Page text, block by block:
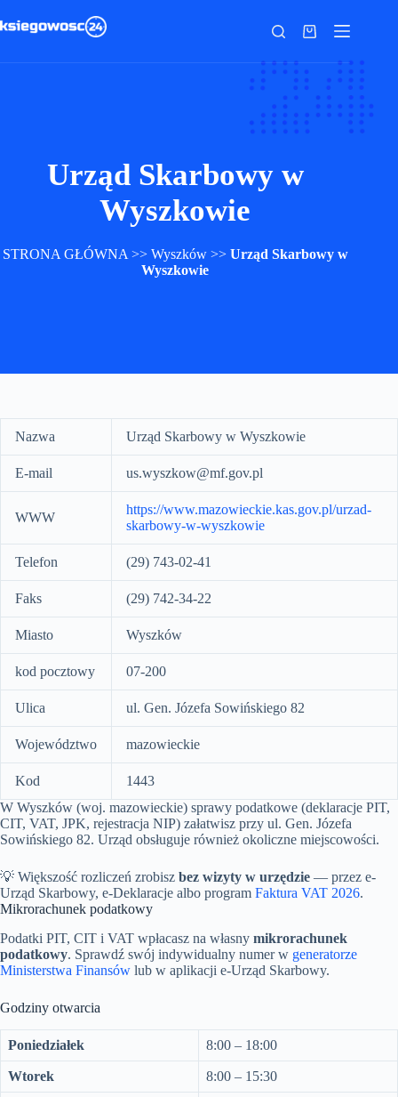
do
Koszyk
Urząd Skarbowy w
Wyszkowie
STRONA GŁÓWNA >> Wyszków>> Urząd Skarbowy w
Wyszkowie
Nazwa Urząd Skarbowy w Wyszkowie
E-mail us.wyszkow@mf.gov.pl
WWW
https://www.mazowieckie.kas.gov.pl/urzad-
skarbowy-w-wyszkowie
Telefon (29) 743-02-41
Faks (29) 742-34-22
Miasto Wyszków
kod pocztowy 07-200
Ulica ul. Gen. Józefa Sowińskiego 82
Województwo mazowieckie
Kod
1443
W Wyszków (woj. mazowieckie) sprawy podatkowe (deklaracje PIT,
CIT, VAT, JPK, rejestracja NIP) załatwisz przy ul. Gen. Józefa
Sowińskiego 82. Urząd obsługuje również okoliczne miejscowości.
💡 Większość rozliczeń zrobisz bez wizyty w urzędzie — przez e-
Urząd Skarbowy, e-Deklaracje albo program Faktura VAT 2026.
Mikrorachunek podatkowy
Podatki PIT, CIT i VAT wpłacasz na własny mikrorachunek
podatkowy. Sprawdź swój indywidualny numer w generatorze
Ministerstwa Finansów lub w aplikacji e-Urząd Skarbowy.
Godziny otwarcia
Poniedziałek 8:00 – 18:00
Wtorek 8:00 – 15:30